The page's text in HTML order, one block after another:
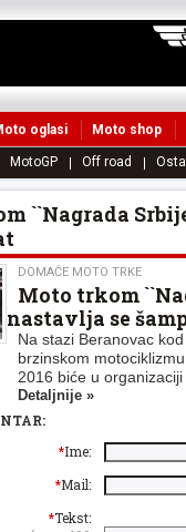
oglasi Moto shop
MotoGP Off road
``Nagrada
DOMAĆE MOTO TRKE
Moto trkom
nastavlja se
Na stazi Beranovac
brzinskom
2016 biće u
Detaljnije »
*Ime:
*Mail:
*Tekst: